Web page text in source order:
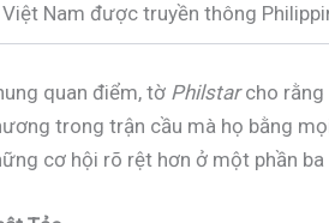
Việt Nam được truyền thông
quan điểm, tờ Philstarcho
trong trận cầu mà họ bằng
cơ hội rõ rệt hơn ở một phần